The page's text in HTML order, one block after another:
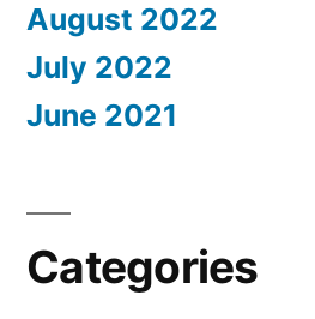
August 2022
July 2022
June 2021
Categories